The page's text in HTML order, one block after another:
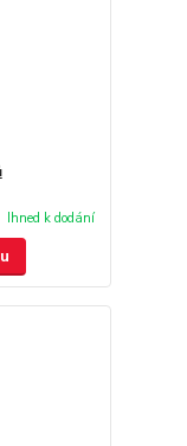
Ihned k dodání